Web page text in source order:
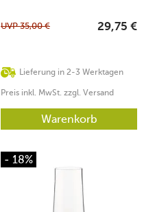
Lieferung in 2-3 Werktagen
UVP35,00 € 29,75 €
Preis inkl. MwSt. zzgl. Versand
Warenkorb
- 18%